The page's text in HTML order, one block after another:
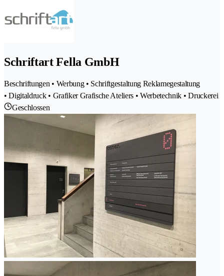
Schriftart Fella GmbH
Beschriftungen • Werbung • Schriftgestaltung Reklamegestaltung
• Digitaldruck • Grafiker Grafische Ateliers • Werbetechnik • Druckerei
Geschlossen